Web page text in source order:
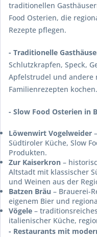
traditionellen
Food Osterien, die
Rezepte pflegen.
- Traditionelle
Schlutzkrapfen, Speck,
Apfelstrudel und andere
Familienrezepten kochen.
- Slow Food Osterien in
Löwenwirt Vogelweider
Südtiroler Küche, Slow
Produkten.
Zur Kaiserkron –
Altstadt mit klassischer
und Weinen aus der
Batzen Bräu – Brauerei-
eigenem Bier und
Vögele –
italienischer Küche,
- Restaurants mit